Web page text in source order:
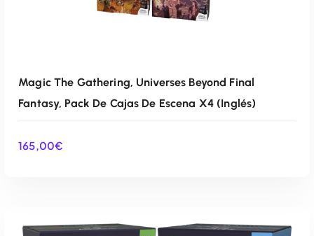
Magic The Gathering, Universes Beyond Final
Fantasy, Pack De Cajas De Escena X4 (Inglés)
165,00€